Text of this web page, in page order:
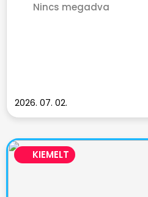
Nincs megadva
2026. 07. 02.
KIEMELT